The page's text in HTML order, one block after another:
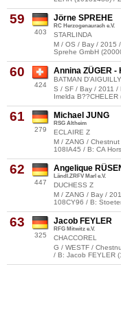
59
403
Jörne SPREHE
RC Herzogenaurach e.V.
STARLINDA
M / OS / Bay / 2015
Sprehe GmbH
60
424
Annina ZÜGER -
BATMAN D'AIGUILLY
S / SF / Bay / 2011 /
Imelda
61
279
Michael JUNG
RSG Altheim
ECLAIRE Z
M / ZANG /
108IA45 / B: CA
62
447
Angelique
Ländl.ZRFV Marl e.V.
DUCHESS Z
M / ZANG / Bay /
108CY96 / B:
63
325
Jacob FEYLER
RFG Mitwitz e.V.
CHACCOREL
G / WESTF /
/ B: Jacob FEYLER